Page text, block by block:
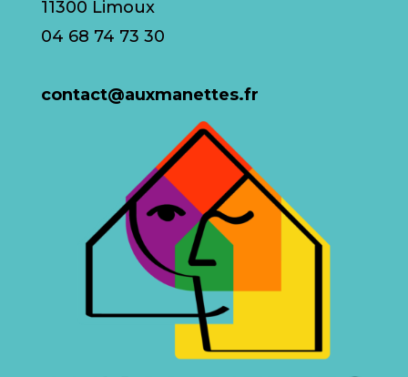
11300 Limoux
04 68 74 73 30
contact@auxmanettes.fr